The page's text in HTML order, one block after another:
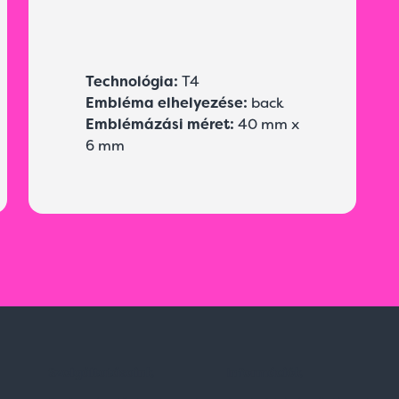
Technológia: T4
Embléma elhelyezése: back
Emblémázási méret: 40 mm x
6 mm